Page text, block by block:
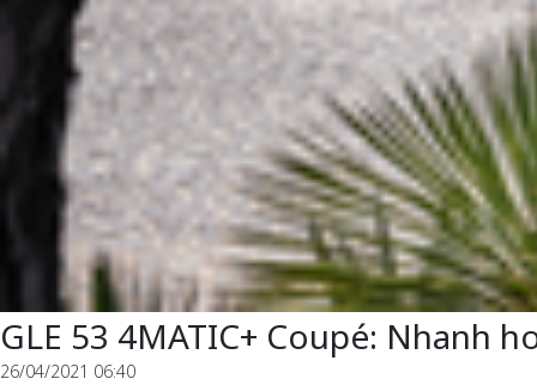
GLE 53 4MATIC+ Coupé: Nhanh
26/04/2021 06:40